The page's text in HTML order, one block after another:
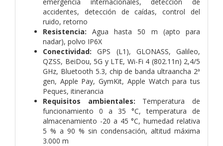
accidentes, detección de caídas, control del
ruido, retorno
Resistencia: Agua hasta 50 m (apto para
nadar), polvo IP6X
Conectividad: GPS (L1), GLONASS, Galileo,
QZSS, BeiDou, 5G y LTE, Wi-Fi 4 (802.11n) 2,4/5
GHz, Bluetooth 5.3, chip de banda ultraancha 2ª
gen, Apple Pay, GymKit, Apple Watch para tus
Peques, itinerancia
Requisitos ambientales: Temperatura de
funcionamiento 0 a 35 °C, temperatura de
almacenamiento -20 a 45 °C, humedad relativa
5 % a 90 % sin condensación, altitud máxima
3.000 m